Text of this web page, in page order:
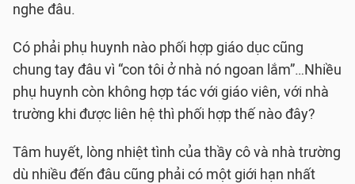
nghe đâu.
Có phải phụ huynh nào phối hợp giáo dục cũng
chung tay đâu vì “con tôi ở nhà nó ngoan lắm”…Nhiều
phụ huynh còn không hợp tác với giáo viên, với nhà
trường khi được liên hệ thì phối hợp thế nào đây?
Tâm huyết, lòng nhiệt tình của thầy cô và nhà trường
dù nhiều đến đâu cũng phải có một giới hạn nhất